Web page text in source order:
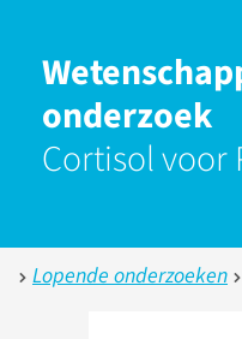
onderzoek
Cortisol voor
Lopende onderzoeken